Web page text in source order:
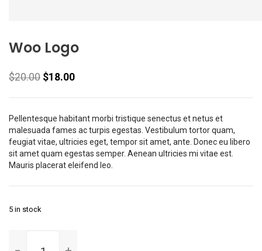
Woo Logo
$20.00 $18.00
Pellentesque habitant morbi tristique senectus et netus et
malesuada fames ac turpis egestas. Vestibulum tortor quam,
feugiat vitae, ultricies eget, tempor sit amet, ante. Donec eu libero
sit amet quam egestas semper. Aenean ultricies mi vitae est.
Mauris placerat eleifend leo.
5 in stock